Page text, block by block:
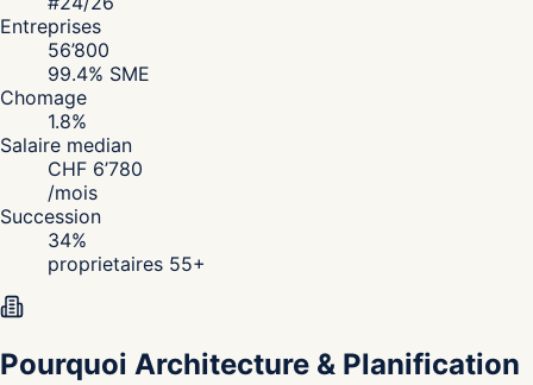
Entreprises
56’800
99.4% SME
Chomage
1.8%
Salaire median
CHF 6’780
/mois
Succession
34%
proprietaires 55+
Pourquoi Architecture & Planification